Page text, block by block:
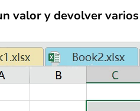
valor y devolver